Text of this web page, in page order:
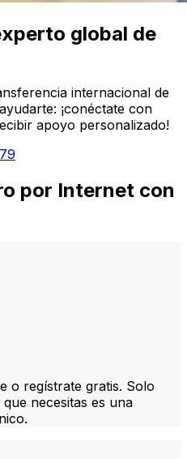
global de
internacional de
¡conéctate con
apoyo personalizado!
por Internet con
o regístrate gratis. Solo
necesitas es una